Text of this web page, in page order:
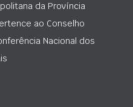
da Província
ao Conselho
Nacional dos